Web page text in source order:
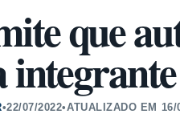
que
•22/07/2022•ATUALIZADO EM 16/